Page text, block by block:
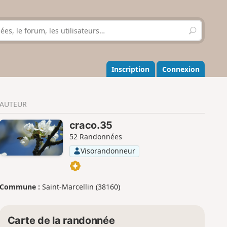
R
e
h
e
r
r
Inscription Connexion
AUTEUR
craco.35
52 Randonnées
Visorandonneur
Commune : Saint-Marcellin (38160)
Carte de la randonnée